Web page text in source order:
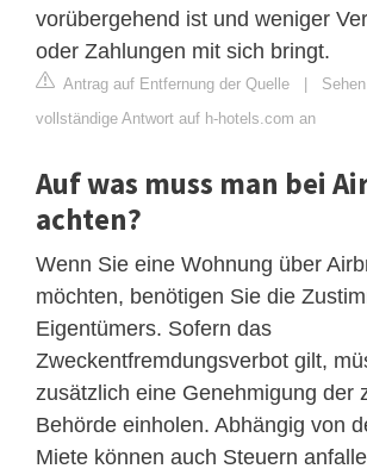
vorübergehend ist und weniger
oder Zahlungen mit sich bringt.
Antrag auf Entfernung der Quelle |
vollständige Antwort auf h-hotels.com an
Auf was muss man bei
achten?
Wenn Sie eine Wohnung über
möchten, benötigen Sie die
Eigentümers. Sofern das
Zweckentfremdungsverbot gilt,
zusätzlich eine Genehmigung der
Behörde einholen. Abhängig von
Miete können auch Steuern